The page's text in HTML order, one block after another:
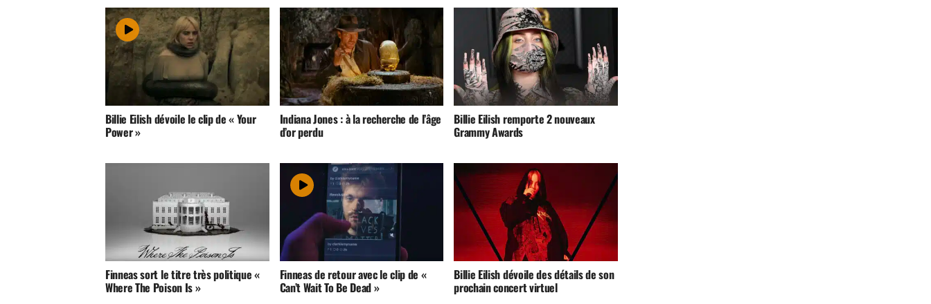
Billie Eilish dévoile le clip de « Your
Power »
Indiana Jones : à la recherche de l’âge
d’or perdu
Billie Eilish remporte 2 nouveaux
Grammy Awards
Finneas sort le titre très politique «
Where The Poison Is »
Finneas de retour avec le clip de «
Can’t Wait To Be Dead »
Billie Eilish dévoile des détails de son
prochain concert virtuel